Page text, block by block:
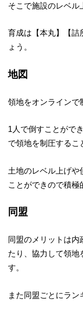
そこで施設のレベル
育成は【本丸】【詰
ょう。
地図
領地をオンラインで
1人で倒すことがで
で領地を制圧するこ
土地のレベル上げや
ことができので積極
同盟
同盟のメリットは
たり、協力して領地
す。
また同盟ごとにラン